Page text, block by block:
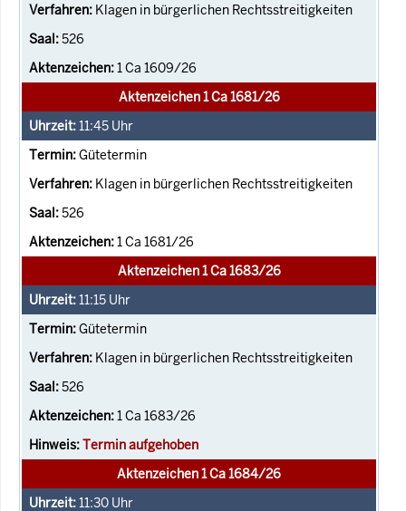
Klagen in bürgerlichen Rechtsstreitigkeiten
526
1 Ca 1609/26
Aktenzeichen 1 Ca 1681/26
11:45 Uhr
Gütetermin
Klagen in bürgerlichen Rechtsstreitigkeiten
526
1 Ca 1681/26
Aktenzeichen 1 Ca 1683/26
11:15 Uhr
Gütetermin
Klagen in bürgerlichen Rechtsstreitigkeiten
526
1 Ca 1683/26
Termin aufgehoben
Aktenzeichen 1 Ca 1684/26
11:30 Uhr